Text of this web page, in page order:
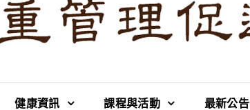
健康資訊 課程與活動 最新公告